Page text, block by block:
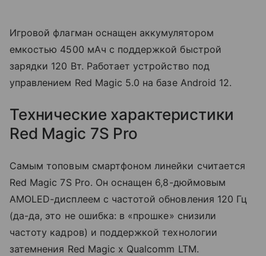
Игровой флагман оснащен аккумулятором
емкостью 4500 мАч с поддержкой быстрой
зарядки 120 Вт. Работает устройство под
управлением Red Magic 5.0 на базе Android 12.
Технические характеристики
Red Magic 7S Pro
Самым топовым смартфоном линейки считается
Red Magic 7S Pro. Он оснащен 6,8-дюймовым
AMOLED-дисплеем с частотой обновления 120 Гц
(да-да, это не ошибка: в «прошке» снизили
частоту кадров) и поддержкой технологии
затемнения Red Magic x Qualcomm LTM.